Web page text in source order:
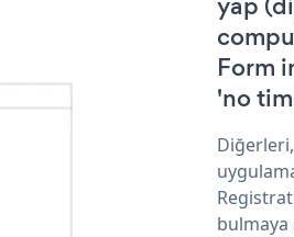
Form
'no
bulmaya